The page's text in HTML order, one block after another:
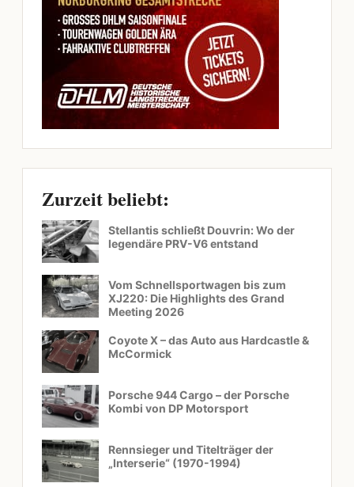
Zurzeit beliebt:
Stellantis schließt Douvrin: Wo der
legendäre PRV-V6 entstand
Vom Schnellsportwagen bis zum
XJ220: Die Highlights des Grand
Meeting 2026
Coyote X – das Auto aus Hardcastle &
McCormick
Porsche 944 Cargo – der Porsche
Kombi von DP Motorsport
Rennsieger und Titelträger der
„Interserie“ (1970-1994)